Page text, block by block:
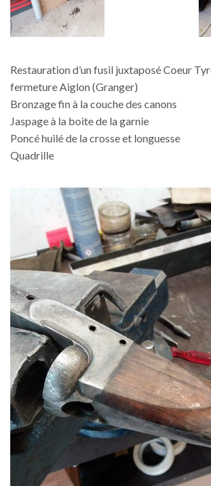
Restauration d’un fusil juxtaposé Coeur
fermeture Aiglon (Granger)
Bronzage fin à la couche des canons
Jaspage à la boite de la garnie
Poncé huilé de la crosse et longuesse
Quadrille